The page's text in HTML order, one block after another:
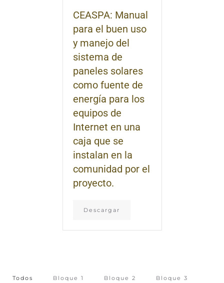
CEASPA: Manual
para el buen uso
y manejo del
sistema de
paneles solares
como fuente de
energía para los
equipos de
Internet en una
caja que se
instalan en la
comunidad por el
proyecto.
Descargar
Todos Bloque 1 Bloque 2 Bloque 3